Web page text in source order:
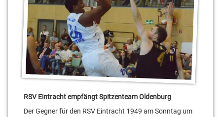
RSV Eintracht empfängt Spitzenteam Oldenburg
Der Gegner für den RSV Eintracht 1949 am Sonntag um